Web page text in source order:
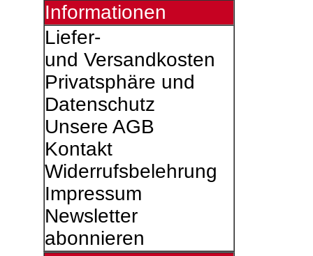
Informationen
Liefer-
und Versandkosten
Privatsphäre und
Datenschutz
Unsere AGB
Kontakt
Widerrufsbelehrung
Impressum
Newsletter
abonnieren